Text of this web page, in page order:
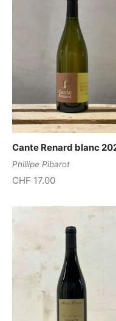
Cante Renard blanc
Phillipe Pibarot
CHF 17.00